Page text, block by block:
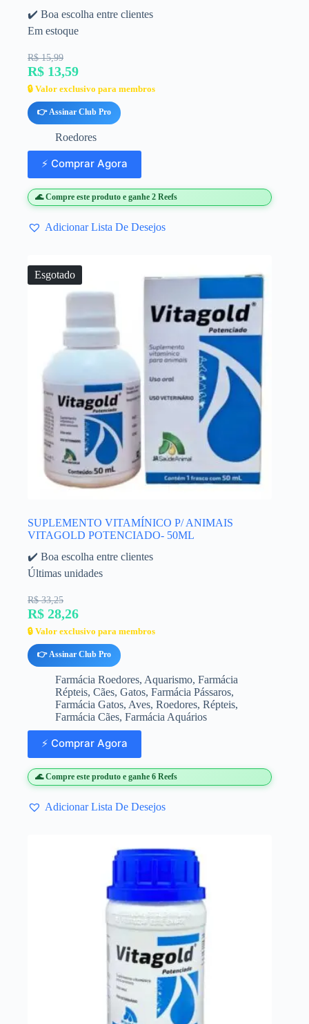
✔️ Boa escolha entre clientes
Em estoque
R$ 15,99
R$ 13,59
🔒 Valor exclusivo para membros
👉 Assinar Club Pro
Roedores
⚡ Comprar Agora
🌊 Compre este produto e ganhe 2 Reefs
Adicionar Lista De Desejos
Esgotado
SUPLEMENTO VITAMÍNICO P/ ANIMAIS
VITAGOLD POTENCIADO- 50ML
✔️ Boa escolha entre clientes
Últimas unidades
R$ 33,25
R$ 28,26
🔒 Valor exclusivo para membros
👉 Assinar Club Pro
Farmácia Roedores, Aquarismo, Farmácia
Répteis, Cães, Gatos, Farmácia Pássaros,
Farmácia Gatos, Aves, Roedores, Répteis,
Farmácia Cães, Farmácia Aquários
⚡ Comprar Agora
🌊 Compre este produto e ganhe 6 Reefs
Adicionar Lista De Desejos